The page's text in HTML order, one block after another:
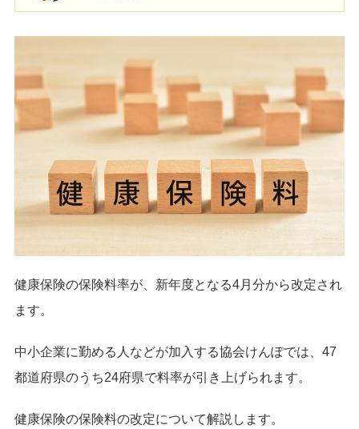
健康保険の保険料率が、新年度となる4月分から改定され
ます。
中小企業に勤める人などが加入する協会けんぽでは、47
都道府県のうち24府県で料率が引き上げられます。
健康保険の保険料の改定について解説します。